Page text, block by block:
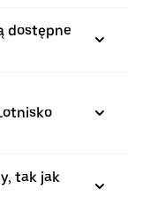
dostępne
tak jak